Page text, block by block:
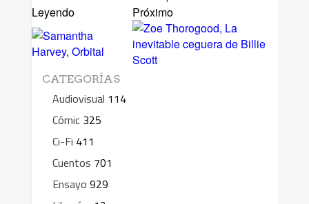
Leyendo Próximo
CATEGORÍAS
Audiovisual 114
Cómic 325
Ci-Fi 411
Cuentos 701
Ensayo 929